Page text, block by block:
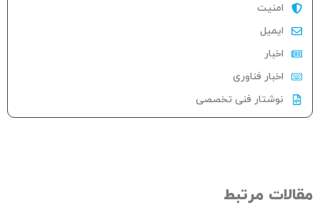
امنیت
ایمیل
اخبار
اخبار فناوری
نوشتار فنی تخصصی
مرتبط